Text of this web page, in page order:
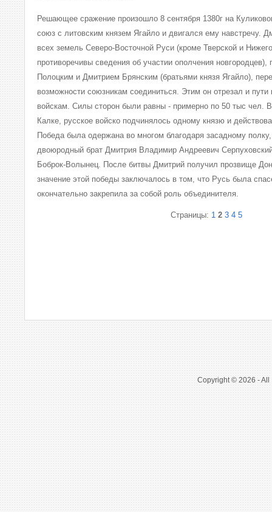
Решающее сражение произошло 8 сентября 1380г на
союз с литовским князем Ягайло и двигался ему навстречу.
всех земель Северо-Восточной Руси (кроме Тверской и
противоречивы сведения об участии ополчения
Полоцким и Дмитрием Брянским (братьями князя Ягайло),
возможности союзникам соединиться. Этим он отрезал и пути
войскам. Силы сторон были равны - примерно по 50 тыс чел.
Калке, русское войско подчинялось одному князю и
Победа была одержана во многом благодаря засадному
двоюродный брат Дмитрия Владимир Андреевич
Боброк-Волынец. После битвы Дмитрий получил прозвище
значение этой победы заключалось в том, что Русь была
окончательно закрепила за собой роль объединителя.
Страницы: 1 2 3 4 5
Copyright © 2026 - All